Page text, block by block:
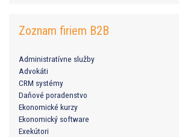
Zoznam firiem B2B
Administratívne služby
Advokáti
CRM systémy
Daňové poradenstvo
Ekonomické kurzy
Ekonomický software
Exekútori